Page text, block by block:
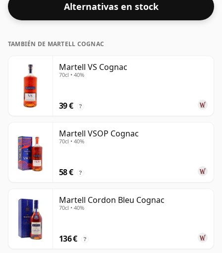
Alternativas en stock
TAMBIÉN DE MARTELL COGNAC
Martell VS Cognac
70cl • 40%
39 € ?
Martell VSOP Cognac
70cl • 40%
58 € ?
Martell Cordon Bleu Cognac
70cl • 40%
136 € ?